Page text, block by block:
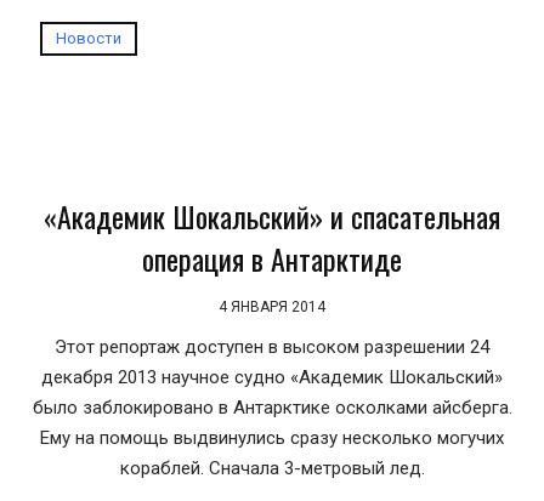
Новости
«Академик Шокальский» и спасательная
операция в Антарктиде
4 ЯНВАРЯ 2014
Этот репортаж доступен в высоком разрешении 24
декабря 2013 научное судно «Академик Шокальский»
было заблокировано в Антарктике осколками айсберга.
Ему на помощь выдвинулись сразу несколько могучих
кораблей. Сначала 3-метровый лед.